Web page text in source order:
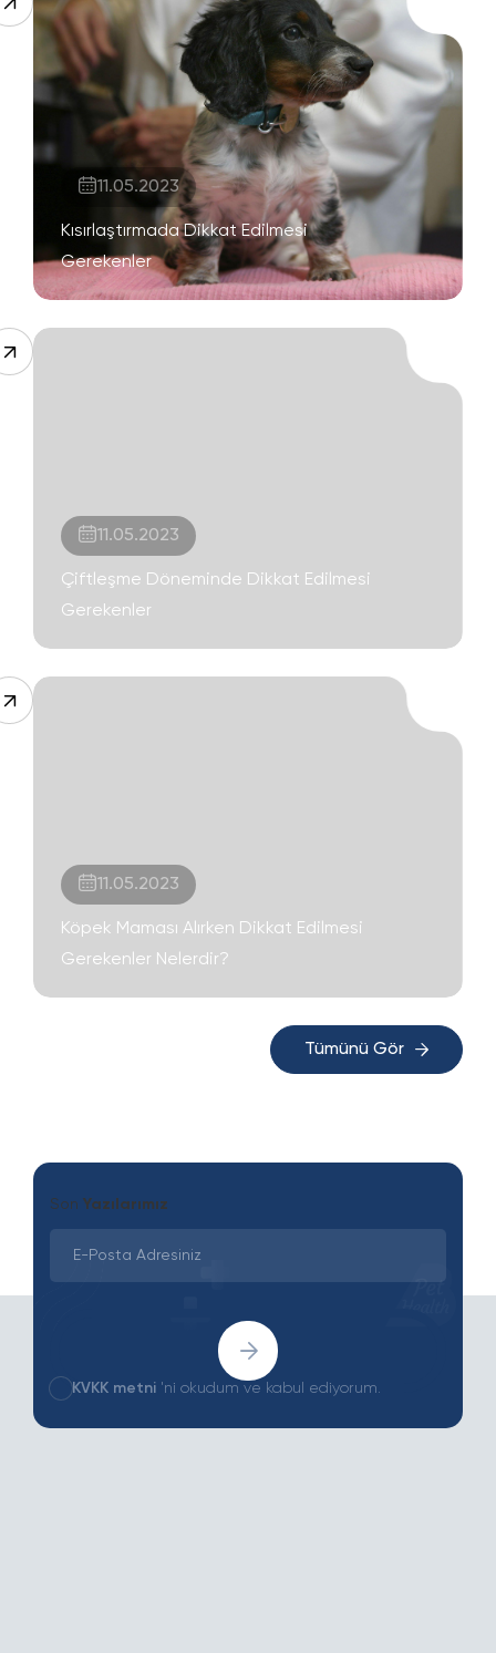
11.05.2023
Kısırlaştırmada Dikkat Edilmesi
Gerekenler
11.05.2023
Çiftleşme Döneminde Dikkat Edilmesi
Gerekenler
11.05.2023
Köpek Maması Alırken Dikkat Edilmesi
Gerekenler Nelerdir?
Tümünü Gör
Son Yazılarımız
KVKK metni 'ni okudum ve kabul ediyorum.